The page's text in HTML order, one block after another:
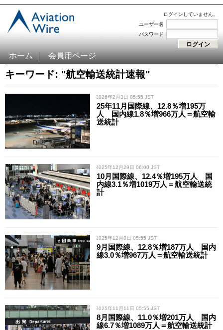
ログインしていません。
ユーザー名
パスワード
ホーム 会員用ページ
キーワード: "航空輸送統計速報"
/ 2026年2月3日 05:55 JST
25年11月国際線、12.8％増195万
人 国内線1.8％増966万人＝航空輸
送統計
/ 2025年12月29日 06:00 JST
10月国際線、12.4％増195万人 国
内線3.1％増1019万人＝航空輸送統
計
/ 2025年12月8日 05:55 JST
9月国際線、12.8％増187万人 国内
線3.0％増967万人＝航空輸送統計
/ 2025年11月11日 05:55 JST
8月国際線、11.0％増201万人 国内
線6.7％増1089万人＝航空輸送統計